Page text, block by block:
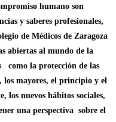
humano son
y saberes profesionales,
de Médicos de Zaragoza
abiertas al mundo de la
como la protección de las
los mayores, el principio y el
los nuevos hábitos sociales,
una perspectiva sobre el